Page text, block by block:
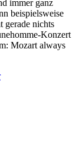
immer ganz
beispielsweise
gerade nichts
Konzert
Mozart always